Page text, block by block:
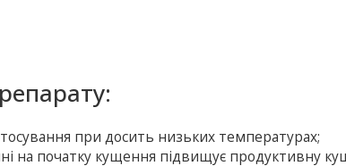
при досить низьких температурах;
на початку кущення підвищує продуктивну